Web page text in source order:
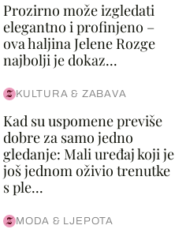
Prozirno može izgledati
elegantno i profinjeno –
ova haljina Jelene Rozge
najbolji je dokaz...
KULTURA & ZABAVA
Kad su uspomene previše
dobre za samo jedno
gledanje: Mali uređaj koji je
još jednom oživio trenutke
s ple...
MODA & LJEPOTA